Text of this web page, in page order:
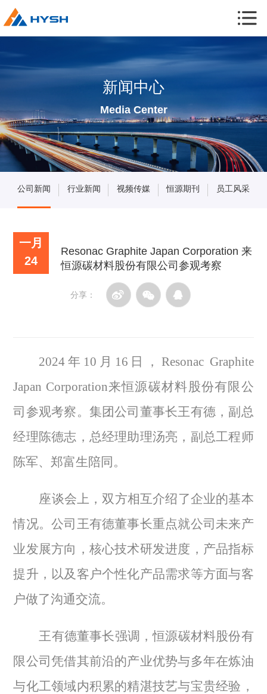
新闻中心
Media Center
公司新闻 行业新闻 视频传媒 恒源期刊 员工风采
一月
24
Resonac Graphite Japan Corporation 来
恒源碳材料股份有限公司参观考察
分享：
2024 年 10 月 16 日， Resonac Graphite
Japan Corporation来恒源碳材料股份有限公
司参观考察。集团公司董事长王有德，副总
经理陈德志，总经理助理汤亮，副总工程师
陈军、郑富生陪同。
座谈会上，双方相互介绍了企业的基本
情况。公司王有德董事长重点就公司未来产
业发展方向，核心技术研发进度，产品指标
提升，以及客户个性化产品需求等方面与客
户做了沟通交流。
王有德董事长强调，恒源碳材料股份有
限公司凭借其前沿的产业优势与多年在炼油
与化工领域内积累的精湛技艺与宝贵经验，